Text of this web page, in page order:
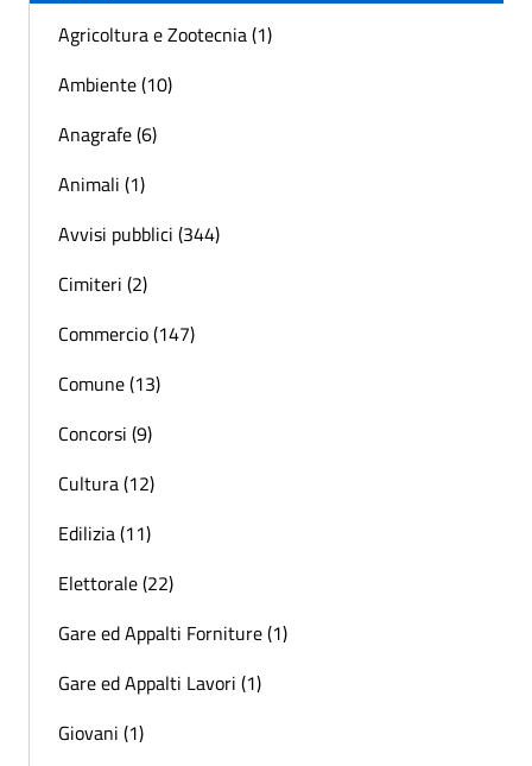
Agricoltura e Zootecnia (1)
Ambiente (10)
Anagrafe (6)
Animali (1)
Avvisi pubblici (344)
Cimiteri (2)
Commercio (147)
Comune (13)
Concorsi (9)
Cultura (12)
Edilizia (11)
Elettorale (22)
Gare ed Appalti Forniture (1)
Gare ed Appalti Lavori (1)
Giovani (1)